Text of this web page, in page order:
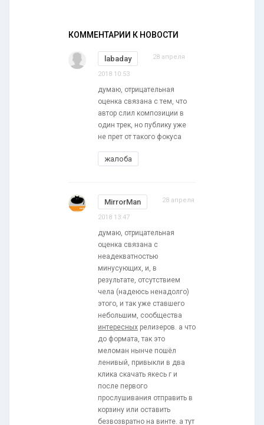
КОММЕНТАРИИ К НОВОСТИ
labaday 28 апреля
2018 10:53
думаю, отрицательная
оценка связана с тем, что
автор слил композиции в
один трек, но публику уже
не прет от такого фокуса
жалоба
MirrorMan 28 апреля
2018 13:47
думаю, отрицательная
оценка связана с
неадекватностью
минусующих, и, в
результате, отсутствием
чела (надеюсь ненадолго)
этого, и так уже ставшего
небольшим, сообщества
интересных релизеров. а что
до формата, так это
меломан нынче пошёл
ленивый, привыкли в два
клика скачать якесь г и
после первого
прослушивания отправить в
корзину или оставить
безвозвратно на винте. а тут